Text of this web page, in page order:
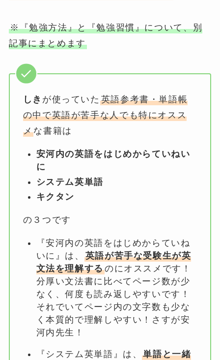
※『勉強方法』と『勉強習慣』について、別
記事にまとめます
しき が使っていた 英語参考書・単語帳
の中で英語が苦手な人でも特にオスス
メな書籍は
安河内の英語をはじめからていねい
に
システム英単語
キクタン
の３つです
『安河内の英語をはじめからていね
いに』は、 英語が苦手な受験生が英
文法を理解するのにオススメです！
分厚い文法書に比べてページ数が少
なく、何度も読み返しやすいです！
それでいてページ内の文字数も少な
く本質的で理解しやすい！さすが安
河内先生！
『システム英単語』は、単語と一緒